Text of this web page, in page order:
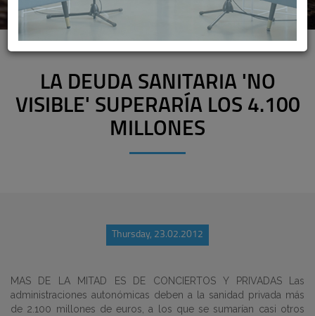
LA DEUDA SANITARIA 'NO
VISIBLE' SUPERARÍA LOS 4.100
MILLONES
Thursday, 23.02.2012
MAS DE LA MITAD ES DE CONCIERTOS Y PRIVADAS Las
administraciones autonómicas deben a la sanidad privada más
de 2.100 millones de euros, a los que se sumarían casi otros